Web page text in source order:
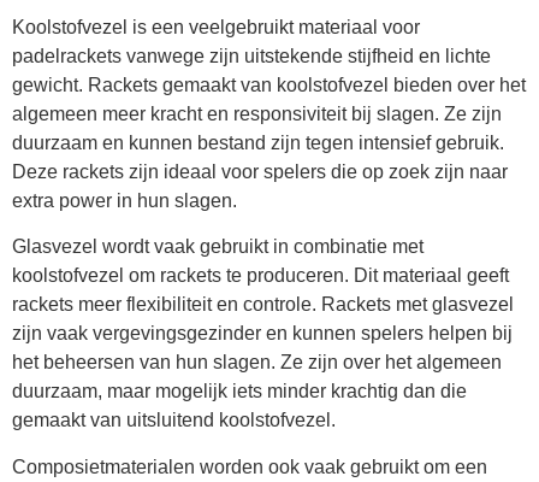
Koolstofvezel is een veelgebruikt materiaal voor
padelrackets vanwege zijn uitstekende stijfheid en lichte
gewicht. Rackets gemaakt van koolstofvezel bieden over het
algemeen meer kracht en responsiviteit bij slagen. Ze zijn
duurzaam en kunnen bestand zijn tegen intensief gebruik.
Deze rackets zijn ideaal voor spelers die op zoek zijn naar
extra power in hun slagen.
Glasvezel wordt vaak gebruikt in combinatie met
koolstofvezel om rackets te produceren. Dit materiaal geeft
rackets meer flexibiliteit en controle. Rackets met glasvezel
zijn vaak vergevingsgezinder en kunnen spelers helpen bij
het beheersen van hun slagen. Ze zijn over het algemeen
duurzaam, maar mogelijk iets minder krachtig dan die
gemaakt van uitsluitend koolstofvezel.
Composietmaterialen worden ook vaak gebruikt om een